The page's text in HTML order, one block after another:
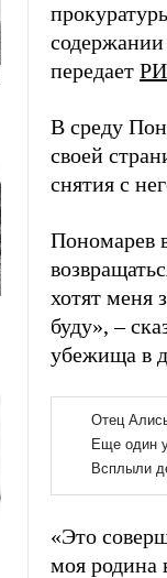
передает
В среду
своей
снятия с
Пономарев
хотят меня
буду», –
убежища в
«Это
моя родина